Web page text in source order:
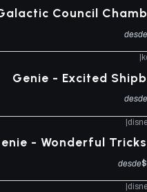
Council
desde
Genie - Excited
desde
|
- Wonderful
desde